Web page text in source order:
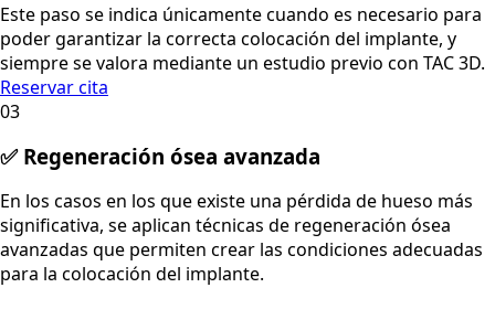
Este paso se indica únicamente cuando es necesario para
poder garantizar la correcta colocación del implante, y
siempre se valora mediante un estudio previo con TAC 3D.
Reservar cita
03
✅ Regeneración ósea avanzada
En los casos en los que existe una pérdida de hueso más
significativa, se aplican técnicas de regeneración ósea
avanzadas que permiten crear las condiciones adecuadas
para la colocación del implante.